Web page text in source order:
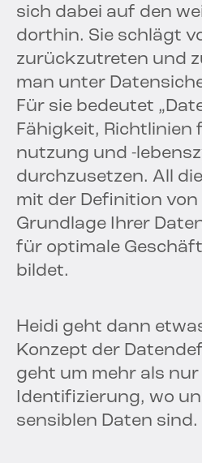
sich dabei auf den
dorthin. Sie schlägt
zurückzutreten und
man unter
Für sie bedeutet
Fähigkeit, Richtlinien
nutzung und -
durchzusetzen. All
mit der Definition von
Grundlage Ihrer
für optimale
bildet.
Heidi geht dann
Konzept der
geht um mehr als nur
Identifizierung, wo
sensiblen Daten sind.